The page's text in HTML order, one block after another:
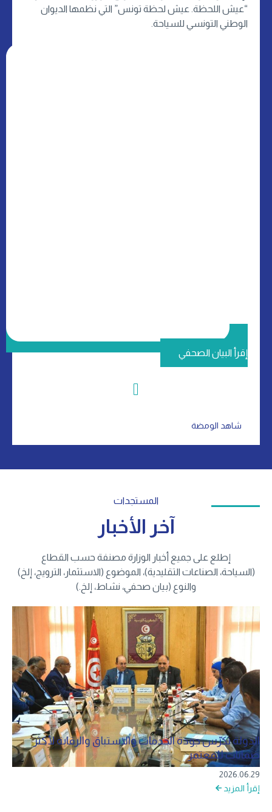
“عيش اللحظة. عيش لحظة تونس” التي نظمها الديوان
الوطني التونسي للسياحة.
إقرأ البيان الصحفي
شاهد الومضة
المستجدات
آخر الأخبار
إطلع على جميع أخبار الوزارة مصنفة حسب القطاع
(السياحة، الصناعات التقليدية)، الموضوع (الاستثمار، الترويج، إلخ)
والنوع (بيان صحفي، نشاط، إلخ.)
الدولة تكرّس جودة الخدمات والاستباق والرقابة لأكثر
ضمانات للمعتمر
2026.06.29
إقرأ المزيد